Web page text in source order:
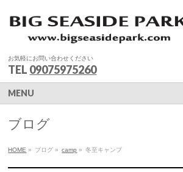
お気軽にお問い合わせください
TEL 09075975260
MENU
ブログ
HOME » ブログ » camp » 冬至キャンプ